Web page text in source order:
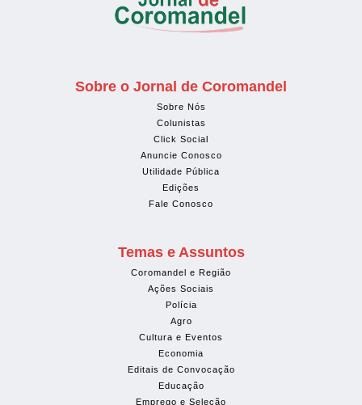
Sobre o Jornal de Coromandel
Sobre Nós
Colunistas
Click Social
Anuncie Conosco
Utilidade Pública
Edições
Fale Conosco
Temas e Assuntos
Coromandel e Região
Ações Sociais
Polícia
Agro
Cultura e Eventos
Economia
Editais de Convocação
Educação
Emprego e Seleção